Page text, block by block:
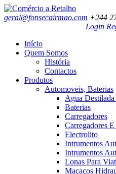
geral@fonsecairmao.com +244
Login
Início
Quem Somos
História
Contactos
Produtos
Automoveis, Baterias
Agua
Baterias
Carregadores
Carregadores
Electrolito
Intrumentos
Intrumentos
Lonas Para
Macacos